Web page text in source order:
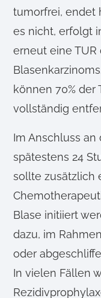
tumorfrei, endet
es nicht, erfolgt
erneut eine
können 70% der
vollständig
Im Anschluss
spätestens 24
sollte zusätzlich
Blase initiiert
dazu, im
oder
In vielen Fällen